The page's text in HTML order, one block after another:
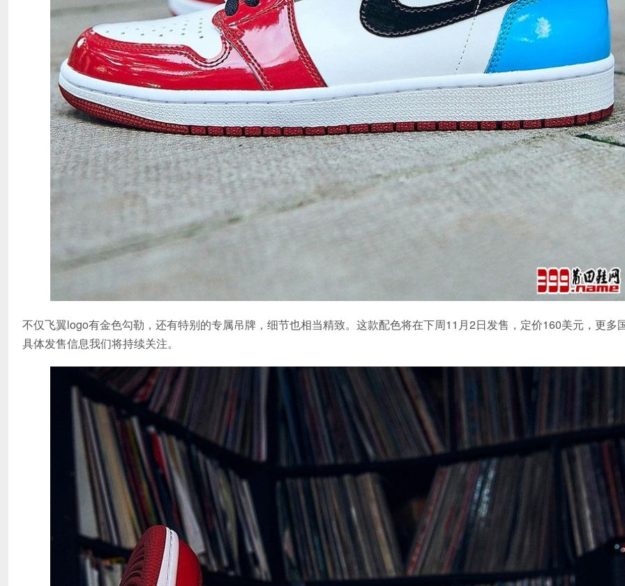
不仅飞翼logo有金色勾勒，还有特别的专属吊牌，细节也相当精致。这款配色将在下周11月2日发售，定价160美元，更多
具体发售信息我们将持续关注。